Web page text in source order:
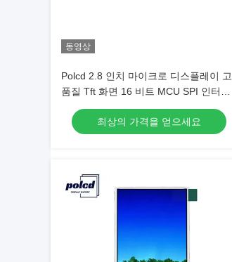
동영상
Polcd 2.8 인치 마이크로 디스플레이 고
품질 Tft 화면 16 비트 MCU SPI 인터페
이스 스마트 LCD 모듈
최상의 가격을 얻으세요